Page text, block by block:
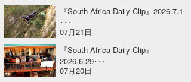
『South Africa Daily Clip』2026.7.1
･･･
07月21日
『South Africa Daily Clip』
2026.6.29･･･
07月20日
大野”MAR”修聖
喜納海人
H
KID
KOBU